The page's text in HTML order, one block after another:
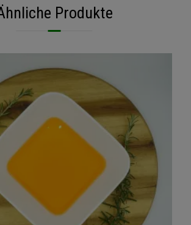
Produkte